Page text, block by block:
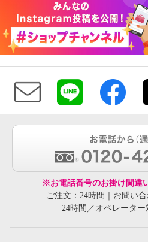
※お電話番号のお掛け間違
ご注文：24時間｜お問い
24時間／オペレーター